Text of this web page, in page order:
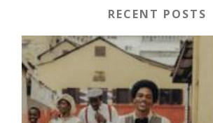
RECENT POSTS